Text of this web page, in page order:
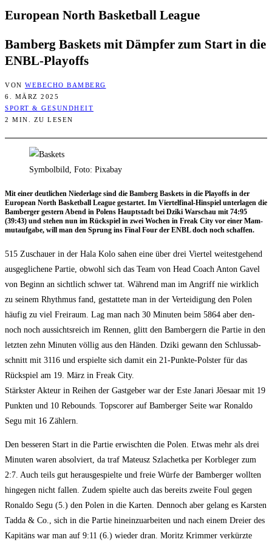
Euro­pean North Bas­ket­ball League
Bam­berg Bas­kets mit Dämp­fer zum Start in die
ENBL-Playoffs
VON WEBECHO BAMBERG
6. MÄRZ 2025
SPORT & GESUNDHEIT
2 MIN. ZU LESEN
Symbolbild, Foto: Pixabay
Mit einer deut­li­chen Nie­der­la­ge sind die Bam­berg Bas­kets in die Play­offs in der
Euro­pean North Bas­ket­ball League gestar­tet. Im Vier­tel­fi­nal-Hin­spiel unter­la­gen die
Bam­ber­ger ges­tern Abend in Polens Haupt­stadt bei Dzi­ki War­schau mit 74:95
(39:43) und ste­hen nun im Rück­spiel in zwei Wochen in Freak City vor einer Mam­
mut­auf­ga­be, will man den Sprung ins Final Four der ENBL doch noch schaffen.
515 Zuschau­er in der Hala Kolo sahen eine über drei Vier­tel wei­test­ge­hend
aus­ge­gli­che­ne Par­tie, obwohl sich das Team von Head Coach Anton Gavel
von Beginn an sicht­lich schwer tat. Wäh­rend man im Angriff nie wirk­lich
zu sei­nem Rhyth­mus fand, gestat­te­te man in der Ver­tei­di­gung den Polen
häu­fig zu viel Frei­raum. Lag man nach 30 Minu­ten beim 5864 aber den­
noch noch aus­sichts­reich im Ren­nen, glitt den Bam­ber­gern die Par­tie in den
letz­ten zehn Minu­ten völ­lig aus den Hän­den. Dzi­ki gewann den Schluss­ab­
schnitt mit 3116 und erspiel­te sich damit ein 21-Punk­te-Pols­ter für das
Rück­spiel am 19. März in Freak City.
Stärks­ter Akteur in Rei­hen der Gast­ge­ber war der Este Jana­ri Jõe­saar mit 19
Punk­ten und 10 Rebounds. Tops­corer auf Bam­ber­ger Sei­te war Ronal­do
Segu mit 16 Zählern.
Den bes­se­ren Start in die Par­tie erwisch­ten die Polen. Etwas mehr als drei
Minu­ten waren absol­viert, da traf Mate­usz Szla­chet­ka per Korb­le­ger zum
2:7. Auch teils gut her­aus­ge­spiel­te und freie Wür­fe der Bam­ber­ger woll­ten
hin­ge­gen nicht fal­len. Zudem spiel­te auch das bereits zwei­te Foul gegen
Ronal­do Segu (5.) den Polen in die Kar­ten. Den­noch aber gelang es Kars­ten
Tad­da & Co., sich in die Par­tie hin­ein­zu­ar­bei­ten und nach einem Drei­er des
Kapi­täns war man auf 9:11 (6.) wie­der dran. Moritz Krim­mer ver­kürz­te